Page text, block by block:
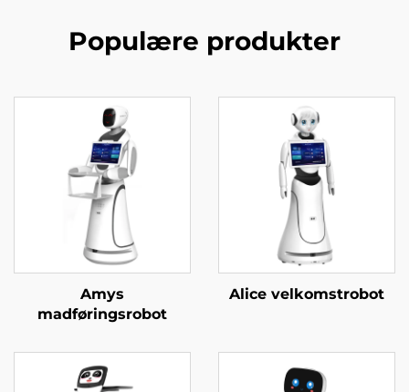
Populære produkter
Amys
madføringsrobot
Alice velkomstrobot